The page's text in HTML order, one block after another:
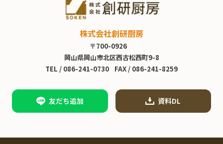
株式会社創研厨房
〒700-0926
岡山県岡山市北区西古松西町9-8
TEL / 086-241-0730 FAX / 086-241-8259
友だち追加 資料DL